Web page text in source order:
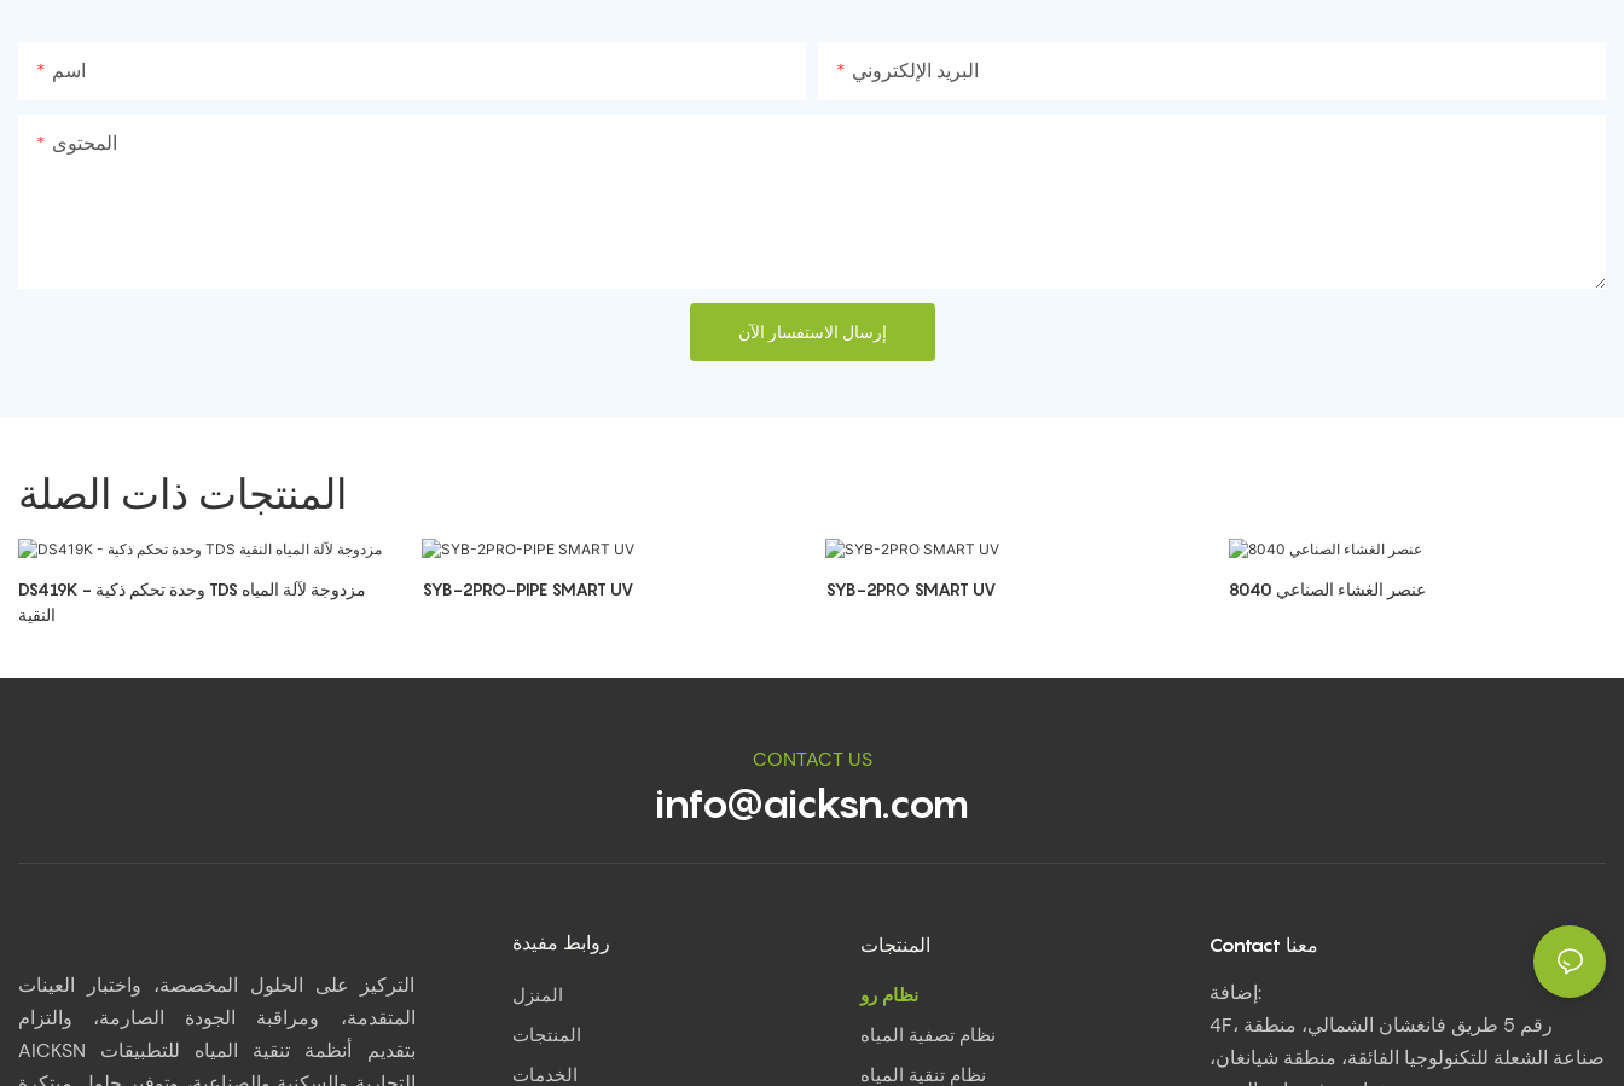
اسم البريد الإلكتروني
المحتوى
إرسال الاستفسار الآن
المنتجات ذات الصلة
DS419K - وحدة تحكم ذكية TDS مزدوجة لآلة المياه
النقية
SYB-2PRO-PIPE SMART UV SYB-2PRO SMART UV 8040 عنصر الغشاء الصناعي
CONTACT US
info@aicksn.com
التركيز على الحلول المخصصة، واختبار العينات
المتقدمة، ومراقبة الجودة الصارمة، والتزام
AICKSN بتقديم أنظمة تنقية المياه للتطبيقات
روابط مفيدة
المنزل
المنتجات
الخدمات
المنتجات
نظام رو
نظام تصفية المياه
نظام تنقية المياه
Contact معنا
إضافة:
4F، رقم 5 طريق فانغشان الشمالي، منطقة
صناعة الشعلة للتكنولوجيا الفائقة، منطقة شيانغان،